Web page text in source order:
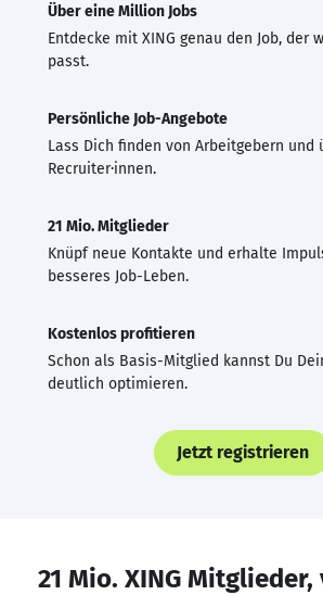
Über eine Million Jobs
Entdecke mit XING genau den Job, der
passt.
Persönliche Job-Angebote
Lass Dich finden von Arbeitgebern und
Recruiter·innen.
21 Mio. Mitglieder
Knüpf neue Kontakte und erhalte
besseres Job-Leben.
Kostenlos profitieren
Schon als Basis-Mitglied kannst Du
deutlich optimieren.
Jetzt registrieren
21 Mio. XING Mitglieder,